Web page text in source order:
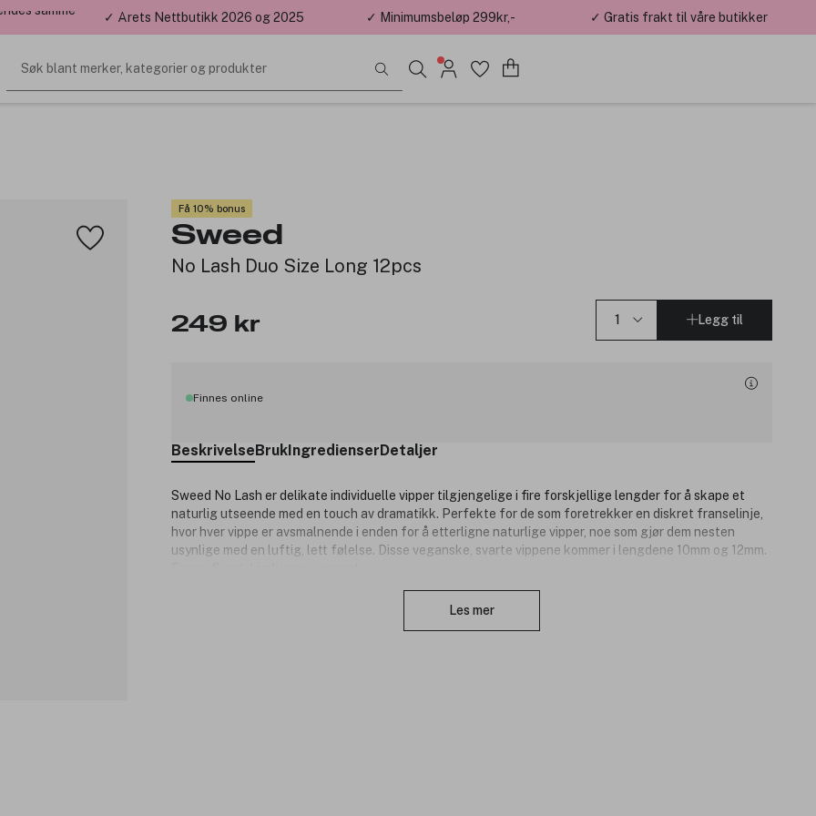
samme ✓ Årets Nettbutikk 2026 og 2025 ✓ Minimumsbeløp 299kr,- ✓ Gratis frakt til våre butikker
Søk blant merker, kategorier og produkter
Få 10% bonus
Sweed
No Lash Duo Size Long 12pcs
249 kr Legg til
Finnes online
BeskrivelseBrukIngredienserDetaljer
Sweed No Lash er delikate individuelle vipper tilgjengelige i fire forskjellige lengder for å skape et
naturlig utseende med en touch av dramatikk. Perfekte for de som foretrekker en diskret franselinje,
hvor hver vippe er avsmalnende i enden for å etterligne naturlige vipper, noe som gjør dem nesten
usynlige med en luftig, lett følelse. Disse veganske, svarte vippene kommer i lengdene 10mm og 12mm.
Les mer